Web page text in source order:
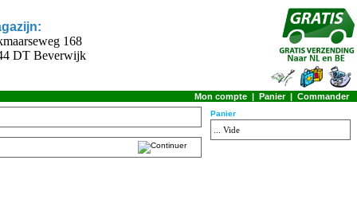
168
DT Beverwijk
Mon compte | Panier| Commander
Panier
... Vide